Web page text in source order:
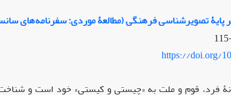
تصویرشناسی فرهنگی (مطالعۀ موردی: سفرنامه‌های
https://doi.org/
فرد، قوم و ملت به «چیستی و کیستی» خود است و